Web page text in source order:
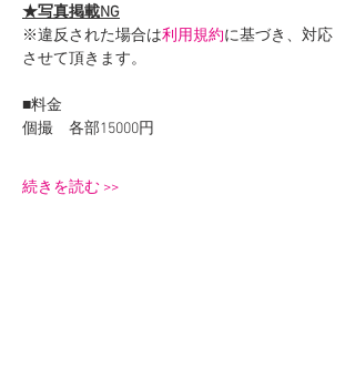
★写真掲載NG
※違反された場合は利用規約に基づき、対応
させて頂きます。
■料金
個撮　各部15000円
続きを読む >>